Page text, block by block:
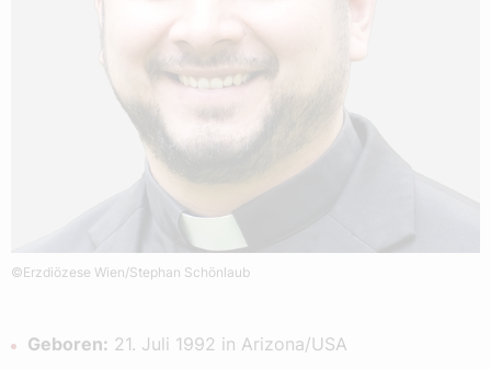
©Erzdiözese Wien/Stephan Schönlaub
Geboren: 21. Juli 1992 in Arizona/USA